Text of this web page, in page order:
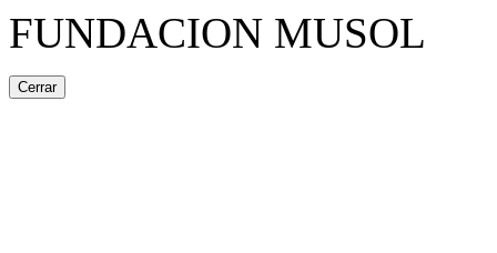
FUNDACION MUSOL
Cerrar